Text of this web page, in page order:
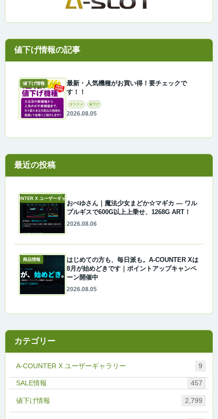
値下げ情報
最新・人気機種がお買い得！要チェックで
す！！
オススメ 値下げ
2026.08.05
最近の投稿
A-COUNTER X ユーザーギャラリー
おぺゆさん｜魔法少女まどか☆マギカ ― ワル
プルギスで600G以上上乗せ、1268G ART！
2026.08.06
商品情報
はじめての方も、毎日派も。A-COUNTER Xは
8月が始めどきです｜ポイントアップキャンペ
ーン開催中
2026.08.05
カテゴリー
A-COUNTER X ユーザーギャラリー 9
457
値下げ情報 2,799